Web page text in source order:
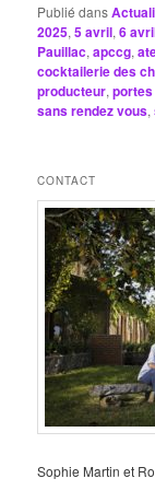
Publié dans
2025,5 avril,6
Pauillac,apccg,
cocktailerie des
producteur,
sans rendez vous,
CONTACT
Sophie Martin et